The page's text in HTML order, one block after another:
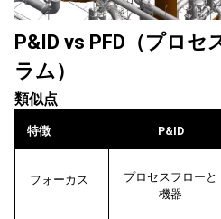
P&ID vs PFD（プロセ
ラム）
類似点
特徴 P&ID
フォーカス
プロセスフローと
機器